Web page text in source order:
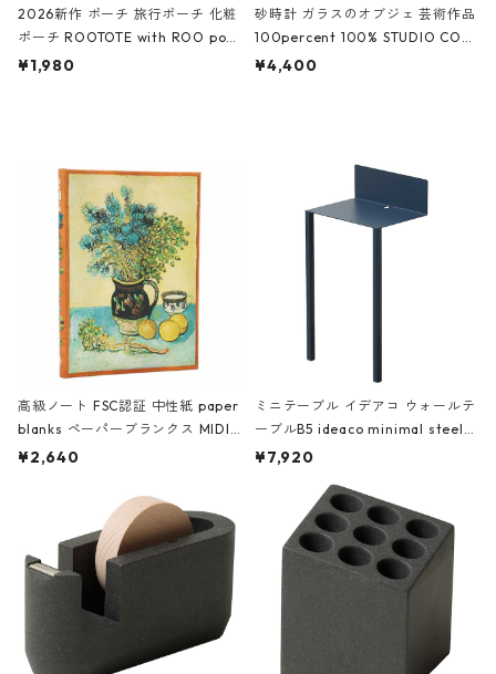
2026新作 ポーチ 旅行ポーチ 化粧
ポーチ ROOTOTE with ROO pou
ch 3532 ルートート WR.ポーチ.ラ
¥1,980
砂時計 ガラスのオブジェ 芸術作品
100percent 100% STUDIO COH
AKU Timeless 100パーセント ス
¥4,400
高級ノート FSC認証 中性紙 paper
blanks ペーパーブランクス MIDI
ハードカバー 罫線 ヴァン・ゴッホ
¥2,640
ミニテーブル イデアコ ウォールテ
ーブルB5 ideaco minimal steel f
urniture WALL Table B5 ネイビー
¥7,920